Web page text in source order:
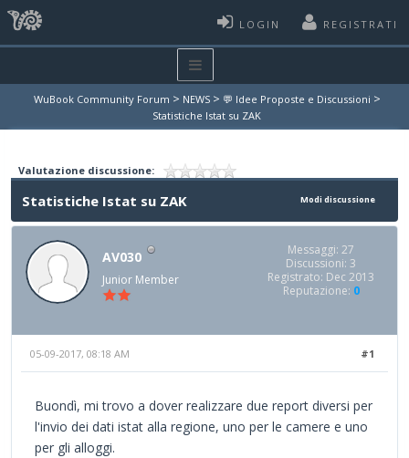
LOGIN REGISTRATI
WuBook Community Forum > NEWS > 💬 Idee Proposte e Discussioni >
Statistiche Istat su ZAK
Valutazione discussione:
Modi discussione
Statistiche Istat su ZAK
AV030
Junior Member
Messaggi: 27
Discussioni: 3
Registrato: Dec 2013
Reputazione: 0
#1
05-09-2017, 08:18 AM
Buondì, mi trovo a dover realizzare due report diversi per
l'invio dei dati istat alla regione, uno per le camere e uno
per gli alloggi.